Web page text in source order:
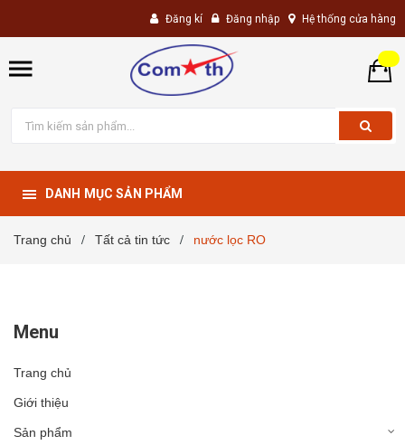
Đăng kí Đăng nhập Hệ thống cửa hàng
DANH MỤC SẢN PHẨM
Trang chủ / Tất cả tin tức / nước lọc RO
Menu
Trang chủ
Giới thiệu
Sản phẩm